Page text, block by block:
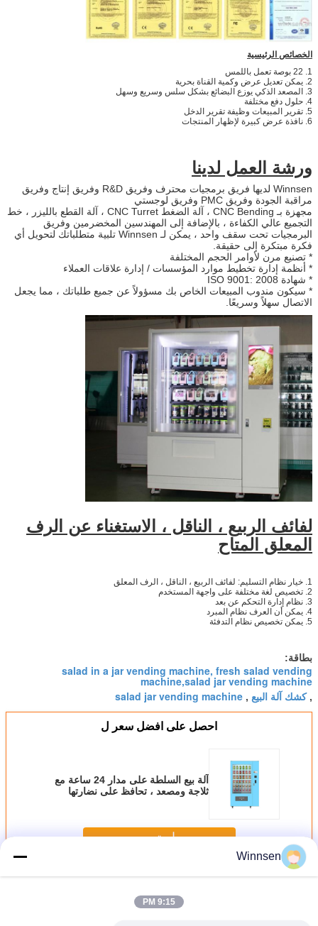
الخصائص الرئيسية
1. 22 بوصة تعمل باللمس
2. يمكن تعديل عرض وكمية القناة بحرية
3. المصعد الذكي يوزع البضائع بشكل سلس وسريع وسهل
4. حلول دفع مختلفة
5. تقرير المبيعات وظيفة تقرير الدخل
6. نافذة عرض كبيرة لإظهار المنتجات
ورشة العمل لدينا
Winnsen لديها فريق برمجيات محترف وفريق R&D وفريق إنتاج وفريق
مراقبة الجودة وفريق PMC وفريق لوجستي
مجهزة بـ CNC Bending ، آلة الضغط CNC Turret ، آلة القطع بالليزر ، خط
التجميع عالي الكفاءة ، بالإضافة إلى المهندسين المخضرمين وفريق
البرمجيات تحت سقف واحد ، يمكن لـ Winnsen تلبية متطلباتك لتحويل أي
فكرة مبتكرة إلى حقيقة.
* تصنيع مرن لأوامر الحجم المختلفة
* أنظمة إدارة تخطيط موارد المؤسسات / إدارة علاقات العملاء
* شهادة ISO 9001: 2008
* سيكون مندوب المبيعات الخاص بك مسؤولاً عن جميع طلباتك ، مما يجعل
الاتصال سهلاً وسريعًا.
لفائف الربيع ، الناقل ، الاستغناء عن الرف
المعلق المتاح
1. خيار نظام التسليم: لفائف الربيع ، الناقل ، الرف المعلق
2. تخصيص لغة مختلفة على واجهة المستخدم
3. نظام إدارة التحكم عن بعد
4. يمكن أن العرف نظام المبرد
5. يمكن تخصيص نظام التدفئة
بطاقة:
salad in a jar vending machine, fresh salad vending
machine,salad jar vending machine
,كشك آلة البيع ,
salad jar vending machine
احصل على افضل سعر ل
آلة بيع السلطة على مدار 24 ساعة مع
ثلاجة ومصعد ، تحافظ على نضارتها
استمر
أكثرآلة بيع السلطة
Winnsen
9:15 PM